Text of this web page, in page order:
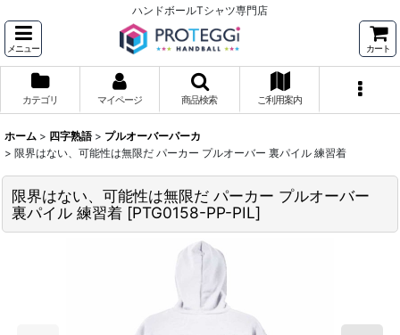
ハンドボールTシャツ専門店
メニュー カート
カテゴリ マイページ 商品検索 ご利用案内
ホーム > 四字熟語 > プルオーバーパーカ
> 限界はない、可能性は無限だ パーカー プルオーバー 裏パイル 練習着
限界はない、可能性は無限だ パーカー プルオーバー
裏パイル 練習着 [PTG0158-PP-PIL]